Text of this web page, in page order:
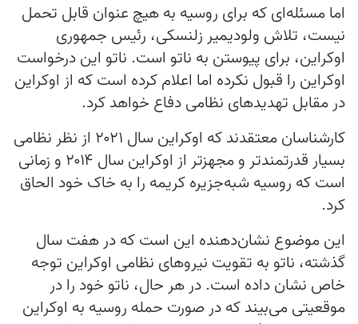
اما مسئله‌ای که برای روسیه به هیچ عنوان قابل تحمل
نیست، تلاش ولودیمیر زلنسکی، رئیس جمهوری
اوکراین، برای پیوستن به ناتو است. ناتو این درخواست
اوکراین را قبول نکرده اما اعلام کرده است که از اوکراین
در مقابل تهدیدهای نظامی دفاع خواهد کرد.
کارشناسان معتقدند که اوکراین سال ۲۰۲۱ از نظر نظامی
بسیار قدرتمندتر و مجهزتر از اوکراین سال ۲۰۱۴ و زمانی
است که روسیه شبه‌جزیره کریمه را به خاک خود الحاق
کرد.
این موضوع نشان‌دهنده این است که در هفت سال
گذشته، ناتو به تقویت نیروهای نظامی اوکراین توجه
خاص نشان داده است. در هر حال، ناتو خود را در
موقعیتی می‌بیند که در صورت حمله روسیه به اوکراین